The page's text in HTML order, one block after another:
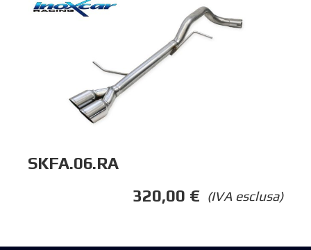
SKFA.06.RA
(IVA esclusa)
320,00 €